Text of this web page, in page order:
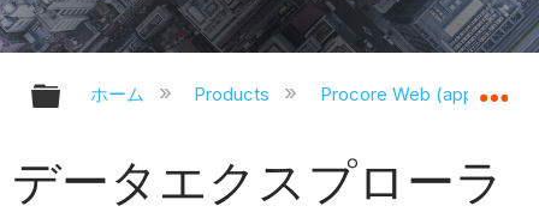
グローバル階層を展開/折りたたむ
ホーム Products Procore Web
データエクスプローラ